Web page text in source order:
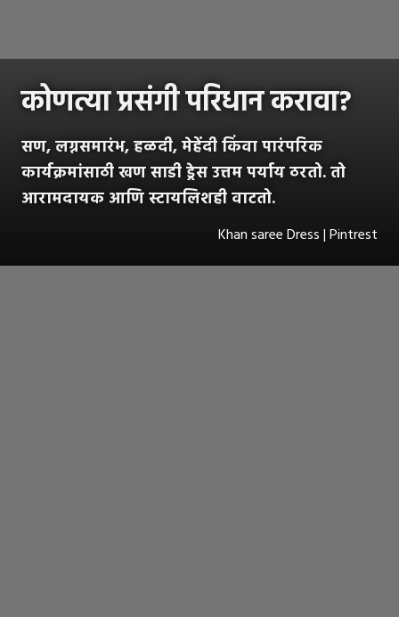
कोणत्या प्रसंगी परिधान करावा?
सण, लग्नसमारंभ, हळदी, मेहेंदी किंवा पारंपरिक
कार्यक्रमांसाठी खण साडी ड्रेस उत्तम पर्याय ठरतो. तो
आरामदायक आणि स्टायलिशही वाटतो.
Khan saree Dress | Pintrest